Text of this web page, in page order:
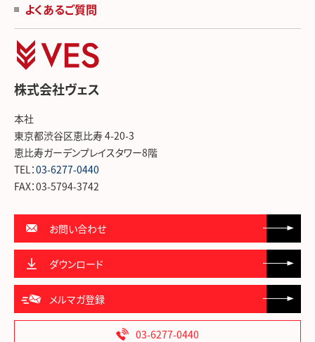
よくあるご質問
株式会社ヴェス
本社
東京都渋谷区恵比寿 4-20-3
恵比寿ガーデンプレイスタワー8階
TEL：03-6277-0440
FAX：03-5794-3742
お問い合わせ
ダウンロード
メルマガ登録
03-6277-0440